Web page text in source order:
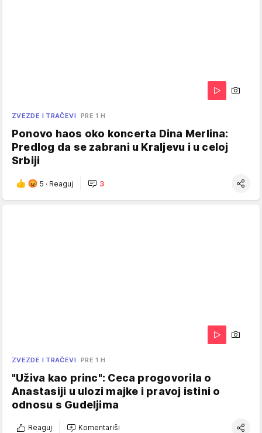
ZVEZDE I TRAČEVI PRE 1 H
Ponovo haos oko koncerta Dina Merlina:
Predlog da se zabrani u Kraljevu i u celoj
Srbiji
5 · Reaguj 3
ZVEZDE I TRAČEVI PRE 1 H
"Uživa kao princ": Ceca progovorila o
Anastasiji u ulozi majke i pravoj istini o
odnosu s Gudeljima
Reaguj Komentariši